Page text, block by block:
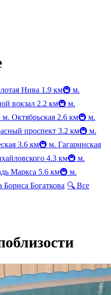
Нива 1.9 км🚇 м.
вокзал 2.2 км🚇 м.
м. Октябрьская 2.6 км🚇 м.
проспект 3.2 км🚇 м.
3.6 км🚇 м. Гагаринская
4.3 км🚇 м.
Маркса 5.6 км🚇 м.
Бориса Богаткова 🔍 Все